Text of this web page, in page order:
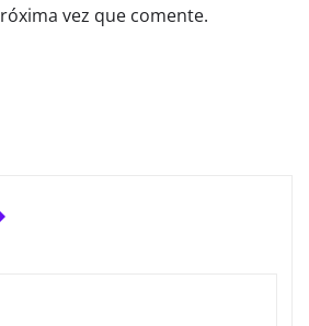
vez que comente.